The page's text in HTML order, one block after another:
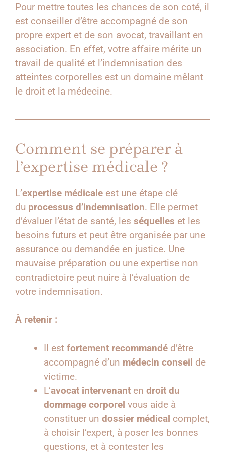
Pour mettre toutes les chances de son coté, il
est conseiller d’être accompagné de son
propre expert et de son avocat, travaillant en
association. En effet, votre affaire mérite un
travail de qualité et l’indemnisation des
atteintes corporelles est un domaine mêlant
le droit et la médecine.
Comment se préparer à
l’expertise médicale ?
L’expertise médicale est une étape clé
du processus d’indemnisation. Elle permet
d’évaluer l’état de santé, les séquelles et les
besoins futurs et peut être organisée par une
assurance ou demandée en justice. Une
mauvaise préparation ou une expertise non
contradictoire peut nuire à l’évaluation de
votre indemnisation.
À retenir :
Il est fortement recommandé d’être
accompagné d’un médecin conseil de
victime.
L’avocat intervenant en droit du
dommage corporel vous aide à
constituer un dossier médical complet,
à choisir l’expert, à poser les bonnes
questions, et à contester les